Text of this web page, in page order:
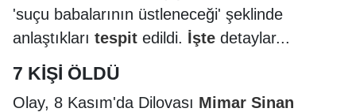
'suçu babalarının üstleneceği' şeklinde
anlaştıkları tespit edildi. İşte detaylar...
7 KİŞİ ÖLDÜ
Olay, 8 Kasım'da Dilovası Mimar Sinan